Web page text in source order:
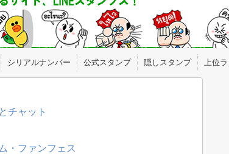
シリアルナンバー 公式スタンプ 隠しスタンプ 上位
チャット
・ファンフェス